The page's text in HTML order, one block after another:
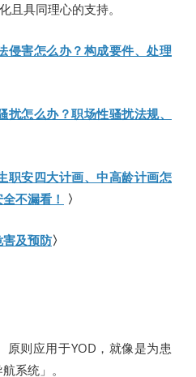
且具同理心的支持。
侵害怎么办？构成要件、处理
扰怎么办？职场性骚扰法规、
职安四大计画、中高龄计画怎
不漏看！ 〉
及预防〉
原则应用于YOD，就像是为患
系统」。